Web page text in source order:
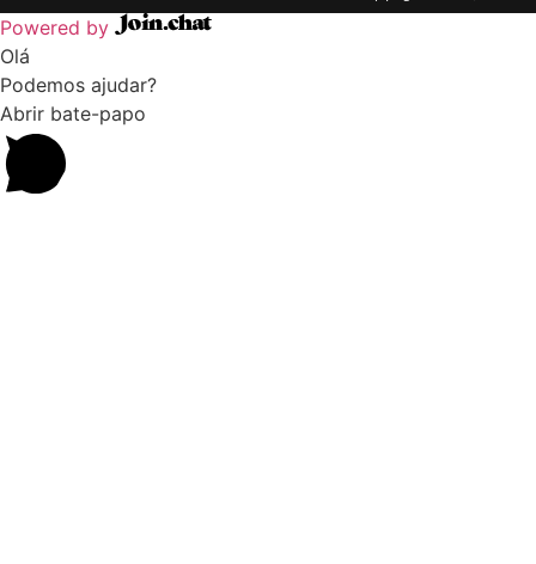
Powered by
Olá
Podemos ajudar?
Abrir bate-papo